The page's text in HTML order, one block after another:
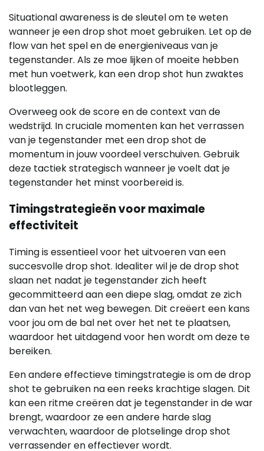
Situational awareness is de sleutel om te weten
wanneer je een drop shot moet gebruiken. Let op de
flow van het spel en de energieniveaus van je
tegenstander. Als ze moe lijken of moeite hebben
met hun voetwerk, kan een drop shot hun zwaktes
blootleggen.
Overweeg ook de score en de context van de
wedstrijd. In cruciale momenten kan het verrassen
van je tegenstander met een drop shot de
momentum in jouw voordeel verschuiven. Gebruik
deze tactiek strategisch wanneer je voelt dat je
tegenstander het minst voorbereid is.
Timingstrategieën voor maximale
effectiviteit
Timing is essentieel voor het uitvoeren van een
succesvolle drop shot. Idealiter wil je de drop shot
slaan net nadat je tegenstander zich heeft
gecommitteerd aan een diepe slag, omdat ze zich
dan van het net weg bewegen. Dit creëert een kans
voor jou om de bal net over het net te plaatsen,
waardoor het uitdagend voor hen wordt om deze te
bereiken.
Een andere effectieve timingstrategie is om de drop
shot te gebruiken na een reeks krachtige slagen. Dit
kan een ritme creëren dat je tegenstander in de war
brengt, waardoor ze een andere harde slag
verwachten, waardoor de plotselinge drop shot
verrassender en effectiever wordt.